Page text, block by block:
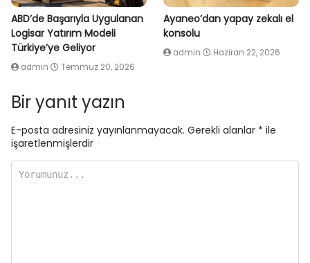
ABD’de Başarıyla Uygulanan
Logisar Yatırım Modeli
Türkiye’ye Geliyor
admin Temmuz 20, 2026
Ayaneo’dan yapay zekalı el
konsolu
admin Haziran 22, 2026
Bir yanıt yazın
E-posta adresiniz yayınlanmayacak. Gerekli alanlar * ile
işaretlenmişlerdir